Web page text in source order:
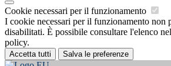
Cookie necessari per il funzionamento
I cookie necessari per il funzionamento non
disabilitati. È possibile consultare l'elenco
policy.
Accetta tutti Salva le preferenze